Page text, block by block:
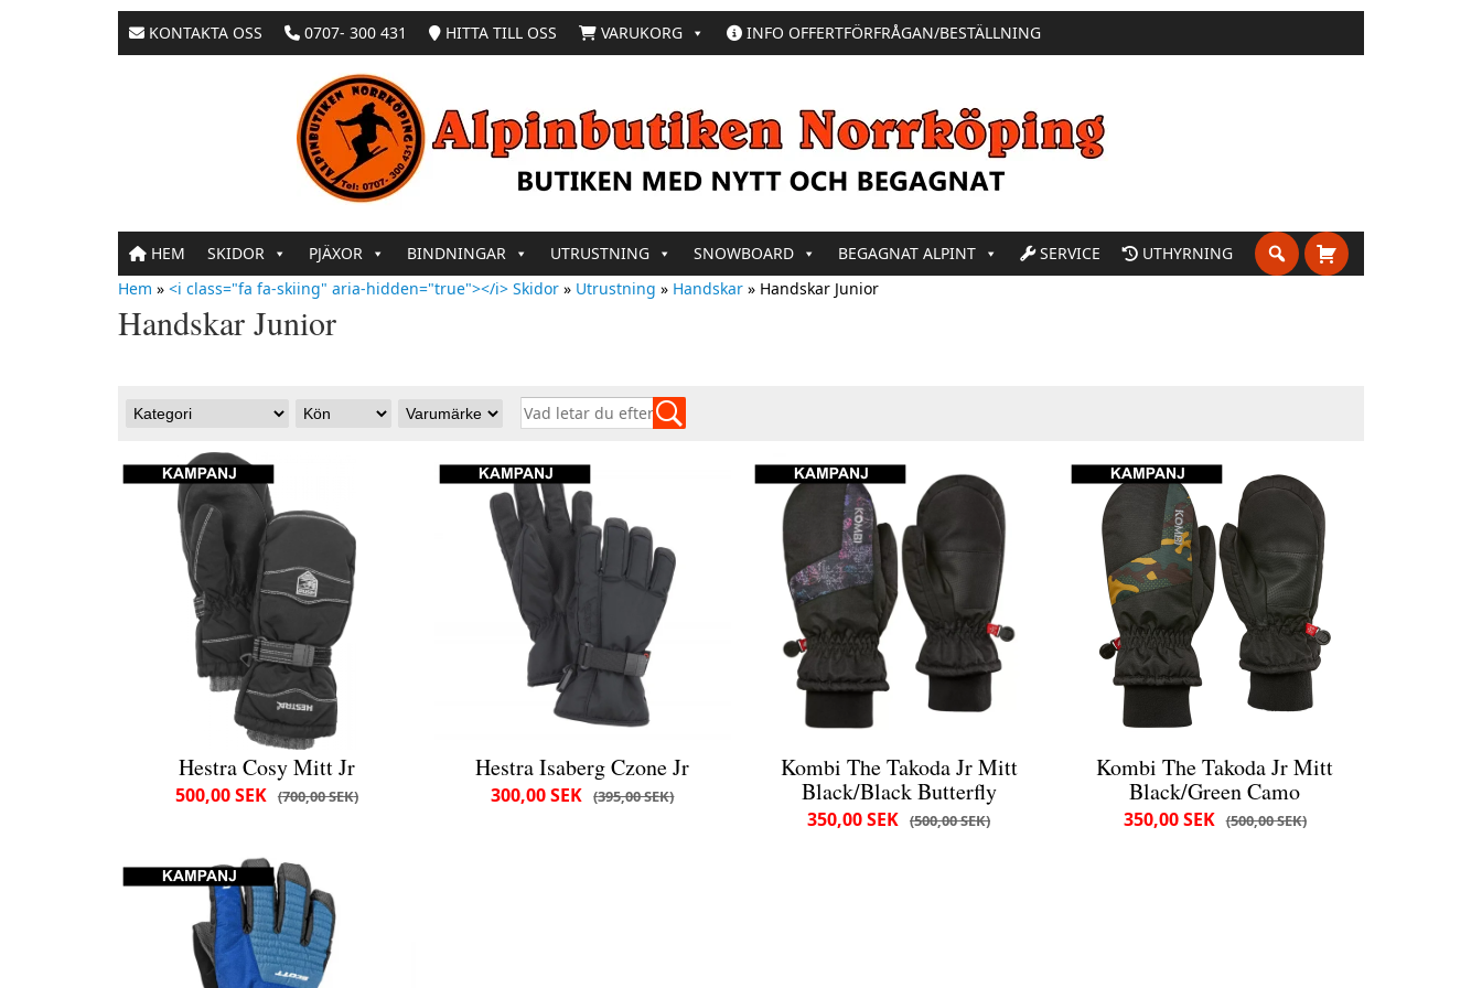
KONTAKTA OSS 0707- 300 431 HITTA TILL OSS VARUKORG INFO OFFERTFÖRFRÅGAN/BESTÄLLNING
HEM SKIDOR PJÄXOR BINDNINGAR UTRUSTNING SNOWBOARD BEGAGNAT ALPINT SERVICE
UTHYRNING
Hem » <i class="fa fa-skiing" aria-hidden="true"></i> Skidor » Utrustning » Handskar » Handskar Junior
Handskar Junior
Hestra Cosy Mitt Jr
700,00 SEK
500,00 SEK
Hestra Isaberg Czone Jr
395,00 SEK
300,00 SEK
Kombi The Takoda Jr Mitt
Black/Black Butterfly
500,00 SEK
350,00 SEK
Kombi The Takoda Jr Mitt
Black/Green Camo
500,00 SEK
350,00 SEK